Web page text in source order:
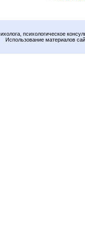
психологическое
Использование материалов